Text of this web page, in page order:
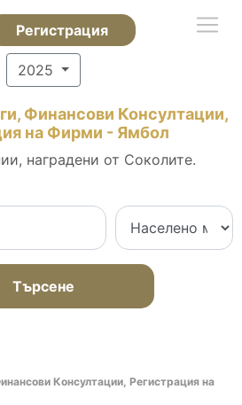
Регистрация
2025
Финансови Консултации,
на Фирми - Ямбол
наградени от Соколите.
Търсене
Консултации, Регистрация на